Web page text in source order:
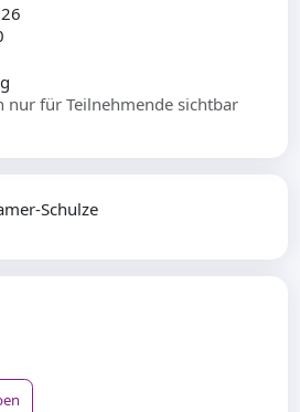
Schulze
nur für Teilnehmende sichtbar